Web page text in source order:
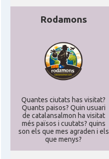
Rodamons
Quantes ciutats has visitat?
Quants paisos? Quin usuari
de catalansalmon ha visitat
més països i cuutats? quins
son els que mes agraden i els
que menys?